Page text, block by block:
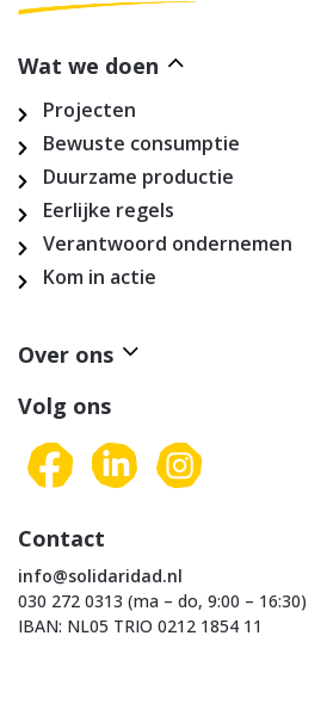
Wat we doen
Projecten
Bewuste consumptie
Duurzame productie
Eerlijke regels
Verantwoord ondernemen
Kom in actie
Over ons
Volg ons
Contact
info@solidaridad.nl
030 272 0313 (ma – do, 9:00 – 16:30)
IBAN: NL05 TRIO 0212 1854 11